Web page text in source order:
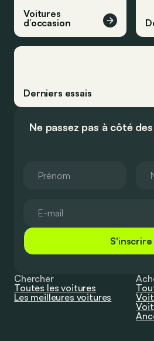
Voitures
d’occasion
Derniers essais
Ne passez pas à côté
S'inscrire
Chercher
Toutes les voitures
Les meilleures voitures